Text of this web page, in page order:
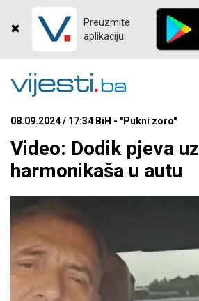
Preuzmite
aplikaciju
08.09.2024 / 17:34 BiH - "Pukni zoro"
Video: Dodik pjeva uz
harmonikaša u autu